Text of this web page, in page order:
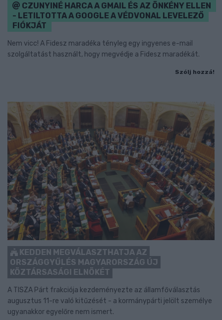
CZUNYINÉ HARCA A GMAIL ÉS AZ ÖNKÉNY ELLEN
- LETILTOTTA A GOOGLE A VÉDVONAL LEVELEZŐ
FIÓKJÁT
Nem vicc! A Fidesz maradéka tényleg egy ingyenes e-mail
szolgáltatást használt, hogy megvédje a Fidesz maradékát.
Szólj hozzá!
KEDDEN MEGVÁLASZTHATJA AZ
ORSZÁGGYŰLÉS MAGYARORSZÁG ÚJ
KÖZTÁRSASÁGI ELNÖKÉT
A TISZA Párt frakciója kezdeményezte az államfőválasztás
augusztus 11-re való kitűzését - a kormánypárti jelölt személye
ugyanakkor egyelőre nem ismert.